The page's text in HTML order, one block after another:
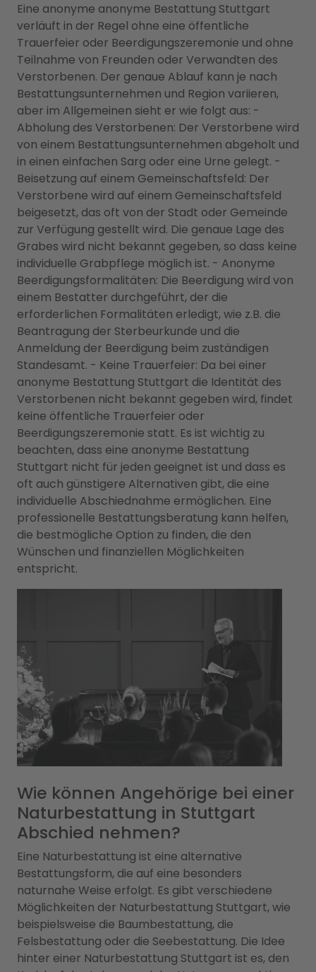
Eine anonyme anonyme Bestattung Stuttgart
verläuft in der Regel ohne eine öffentliche
Trauerfeier oder Beerdigungszeremonie und ohne
Teilnahme von Freunden oder Verwandten des
Verstorbenen. Der genaue Ablauf kann je nach
Bestattungsunternehmen und Region variieren,
aber im Allgemeinen sieht er wie folgt aus: -
Abholung des Verstorbenen: Der Verstorbene wird
von einem Bestattungsunternehmen abgeholt und
in einen einfachen Sarg oder eine Urne gelegt. -
Beisetzung auf einem Gemeinschaftsfeld: Der
Verstorbene wird auf einem Gemeinschaftsfeld
beigesetzt, das oft von der Stadt oder Gemeinde
zur Verfügung gestellt wird. Die genaue Lage des
Grabes wird nicht bekannt gegeben, so dass keine
individuelle Grabpflege möglich ist. - Anonyme
Beerdigungsformalitäten: Die Beerdigung wird von
einem Bestatter durchgeführt, der die
erforderlichen Formalitäten erledigt, wie z.B. die
Beantragung der Sterbeurkunde und die
Anmeldung der Beerdigung beim zuständigen
Standesamt. - Keine Trauerfeier: Da bei einer
anonyme Bestattung Stuttgart die Identität des
Verstorbenen nicht bekannt gegeben wird, findet
keine öffentliche Trauerfeier oder
Beerdigungszeremonie statt. Es ist wichtig zu
beachten, dass eine anonyme Bestattung
Stuttgart nicht für jeden geeignet ist und dass es
oft auch günstigere Alternativen gibt, die eine
individuelle Abschiednahme ermöglichen. Eine
professionelle Bestattungsberatung kann helfen,
die bestmögliche Option zu finden, die den
Wünschen und finanziellen Möglichkeiten
entspricht.
Wie können Angehörige bei einer
Naturbestattung in Stuttgart
Abschied nehmen?
Eine Naturbestattung ist eine alternative
Bestattungsform, die auf eine besonders
naturnahe Weise erfolgt. Es gibt verschiedene
Möglichkeiten der Naturbestattung Stuttgart, wie
beispielsweise die Baumbestattung, die
Felsbestattung oder die Seebestattung. Die Idee
hinter einer Naturbestattung Stuttgart ist es, den